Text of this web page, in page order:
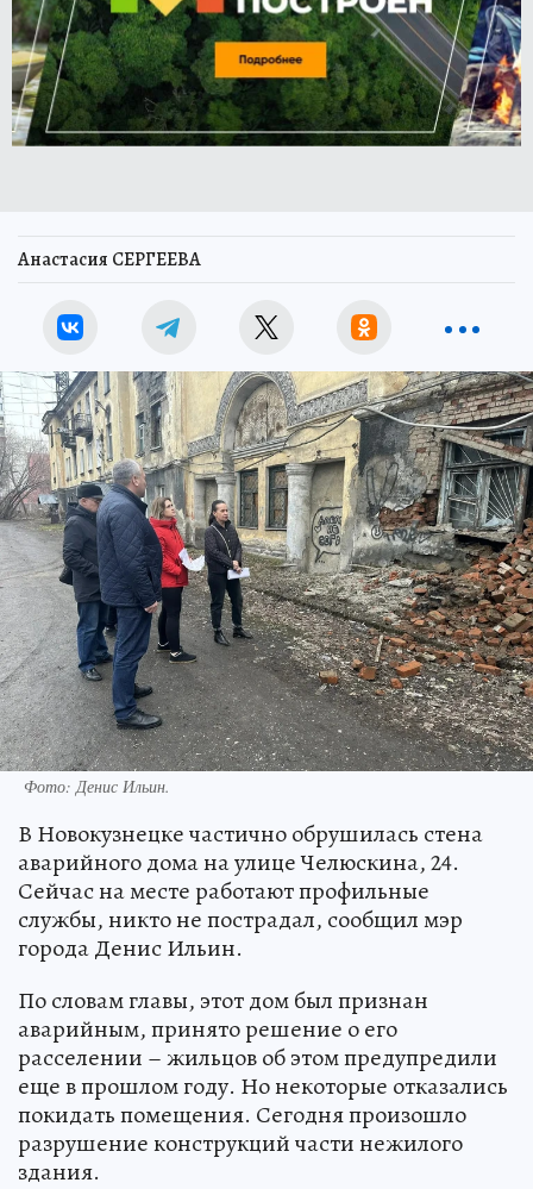
Анастасия СЕРГЕЕВА
Фото: Денис Ильин.
В Новокузнецке частично обрушилась стена
аварийного дома на улице Челюскина, 24.
Сейчас на месте работают профильные
службы, никто не пострадал, сообщил мэр
города Денис Ильин.
По словам главы, этот дом был признан
аварийным, принято решение о его
расселении – жильцов об этом предупредили
еще в прошлом году. Но некоторые отказались
покидать помещения.‎ Сегодня произошло
разрушение конструкций части нежилого
здания.